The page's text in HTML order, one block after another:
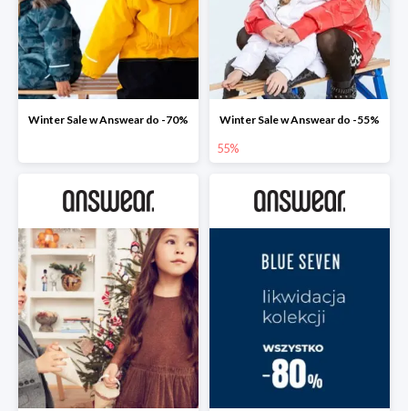
Winter Sale w Answear do -70% Winter Sale w Answear do -55%
55%